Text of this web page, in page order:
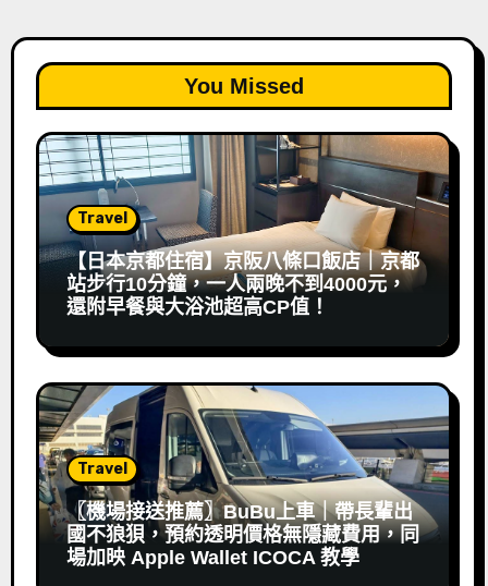
You Missed
Travel
【日本京都住宿】京阪八條口飯店｜京都
站步行10分鐘，一人兩晚不到4000元，
還附早餐與大浴池超高CP值！
Travel
〖機場接送推薦〗BuBu上車｜帶長輩出
國不狼狽，預約透明價格無隱藏費用，同
場加映 Apple Wallet ICOCA 教學